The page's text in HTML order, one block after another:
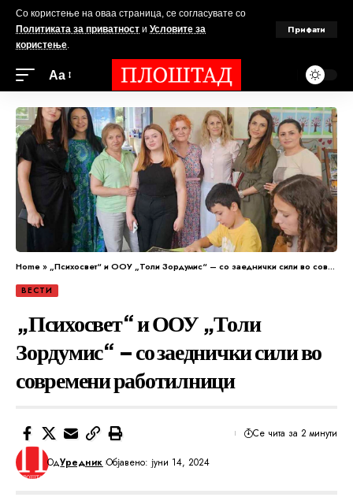
Со користење на оваа страница, се согласувате со
Политиката за приватност и Условите за
користење.
Прифати
Аа
Home» „Психосвет“ и ООУ „Толи Зордумис“ – со заеднички сили во современи работилници
ВЕСТИ
„Психосвет“ и ООУ „Толи
Зордумис“ – со заеднички сили во
современи работилници
ОдУредник Објавено: јуни 14, 2024
Се чита за 2 минути